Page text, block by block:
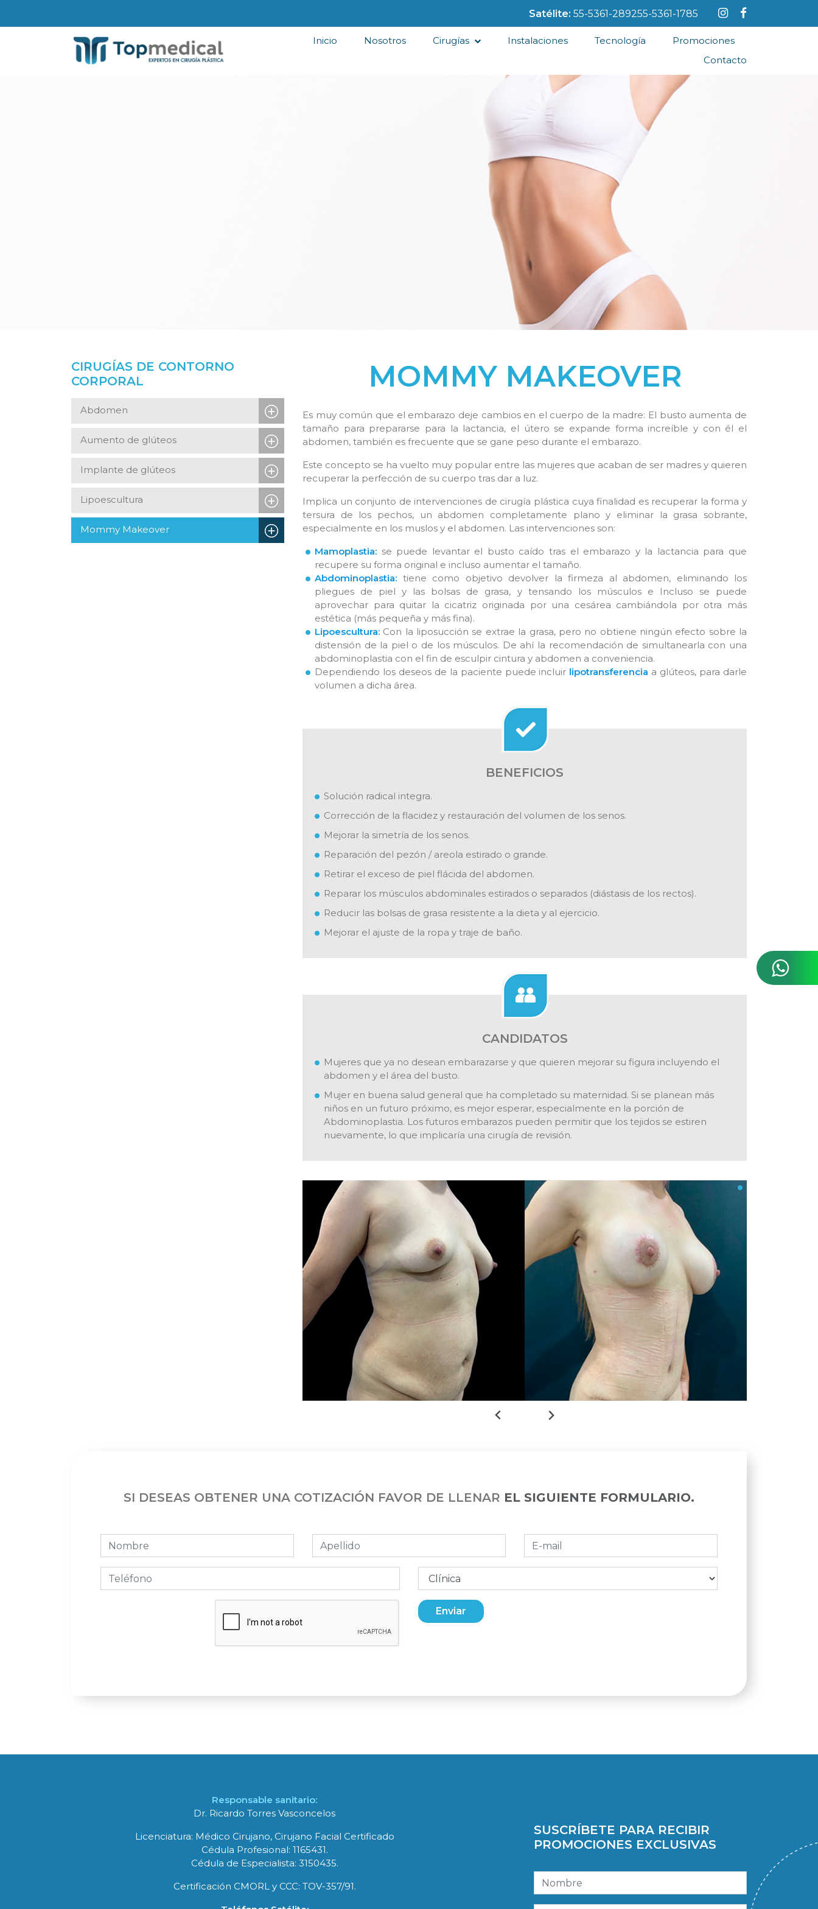
Satélite: 55-5361-289255-5361-1785
Inicio Nosotros Cirugías Instalaciones Tecnología
Promociones
Contacto
MOMMY MAKEOVER
Es muy común que el embarazo deje cambios en el cuerpo de la madre: El busto aumenta de
tamaño para prepararse para la lactancia, el útero se expande forma increíble y con él el
abdomen, también es frecuente que se gane peso durante el embarazo.
Este concepto se ha vuelto muy popular entre las mujeres que acaban de ser madres y quieren
recuperar la perfección de su cuerpo tras dar a luz.
Implica un conjunto de intervenciones de cirugía plástica cuya finalidad es recuperar la forma y
tersura de los pechos, un abdomen completamente plano y eliminar la grasa sobrante,
especialmente en los muslos y el abdomen. Las intervenciones son:
Mamoplastia: se puede levantar el busto caído tras el embarazo y la lactancia para que
recupere su forma original e incluso aumentar el tamaño.
Abdominoplastia: tiene como objetivo devolver la firmeza al abdomen, eliminando los
pliegues de piel y las bolsas de grasa, y tensando los músculos e Incluso se puede
aprovechar para quitar la cicatriz originada por una cesárea cambiándola por otra más
estética (más pequeña y más fina).
Lipoescultura: Con la liposucción se extrae la grasa, pero no obtiene ningún efecto sobre la
distensión de la piel o de los músculos. De ahí la recomendación de simultanearla con una
abdominoplastia con el fin de esculpir cintura y abdomen a conveniencia.
Dependiendo los deseos de la paciente puede incluir lipotransferencia a glúteos, para darle
volumen a dicha área.
BENEFICIOS
Solución radical integra.
Corrección de la flacidez y restauración del volumen de los senos.
Mejorar la simetría de los senos.
Reparación del pezón / areola estirado o grande.
Retirar el exceso de piel flácida del abdomen.
Reparar los músculos abdominales estirados o separados (diástasis de los rectos).
Reducir las bolsas de grasa resistente a la dieta y al ejercicio.
Mejorar el ajuste de la ropa y traje de baño.
CANDIDATOS
Mujeres que ya no desean embarazarse y que quieren mejorar su figura incluyendo el
abdomen y el área del busto.
Mujer en buena salud general que ha completado su maternidad. Si se planean más
niños en un futuro próximo, es mejor esperar, especialmente en la porción de
Abdominoplastia. Los futuros embarazos pueden permitir que los tejidos se estiren
nuevamente, lo que implicaría una cirugía de revisión.
SI DESEAS OBTENER UNA COTIZACIÓN FAVOR DE LLENAR EL SIGUIENTE FORMULARIO.
Enviar
CIRUGÍAS DE CONTORNO
CORPORAL
Abdomen
Aumento de glúteos
Implante de glúteos
Lipoescultura
Mommy Makeover
Responsable sanitario:
Dr. Ricardo Torres Vasconcelos
Licenciatura: Médico Cirujano, Cirujano Facial Certificado
Cédula Profesional: 1165431.
Cédula de Especialista: 3150435.
Certificación CMORL y CCC: TOV-357/91.
SUSCRÍBETE PARA RECIBIR
PROMOCIONES EXCLUSIVAS